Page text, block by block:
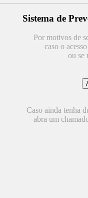
Sistema de
Por motivos de
caso o
ou se
Caso ainda tenha
abra um